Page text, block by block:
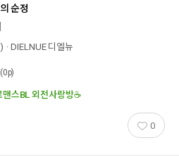
순정
DIELNUE 디엘뉴
(0p)
스BL 외전사랑방☕
0